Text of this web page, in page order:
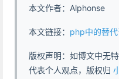
本文作者：Alphonse
本文链接： php中的替代语法switch的冒
版权声明：如博文中无
代表个人观点，版权归